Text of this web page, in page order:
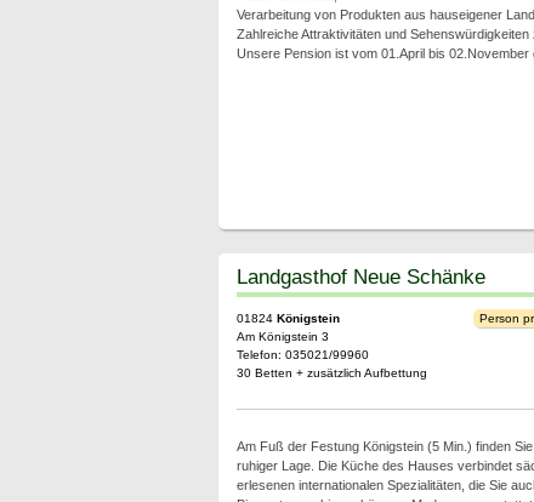
Verarbeitung von Produkten aus hauseigener
Zahlreiche Attraktivitäten und Sehenswürdigkeiten
Unsere Pension ist vom 01.April bis 02.November
Landgasthof Neue Schänke
01824 Königstein
Am Königstein 3
Telefon: 035021/99960
30 Betten + zusätzlich Aufbettung
Person
Am Fuß der Festung Königstein (5 Min.) finden
ruhiger Lage. Die Küche des Hauses verbindet
erlesenen internationalen Spezialitäten, die Sie